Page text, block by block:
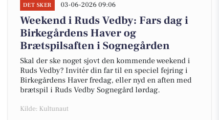
DET SKER 03-06-2026 09:06
Weekend i Ruds Vedby: Fars dag i
Birkegårdens Haver og
Brætspilsaften i Sognegården
Skal der ske noget sjovt den kommende weekend i
Ruds Vedby? Invitér din far til en speciel fejring i
Birkegårdens Haver fredag, eller nyd en aften med
brætspil i Ruds Vedby Sognegård lørdag.
Kilde: Kultunaut